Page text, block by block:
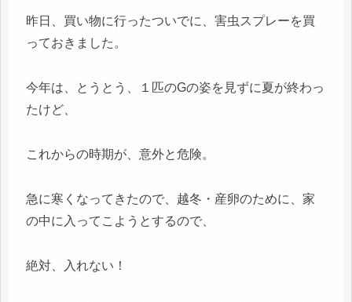
昨日、買い物に行ったついでに、害虫スプレーを買
っておきました。
今年は、とうとう、１匹のGの姿を見ずに夏が終わっ
たけど、
これからの時期が、意外と危険。
急に寒くなってきたので、越冬・産卵のために、家
の中に入ってこようとするので、
絶対、入れない！